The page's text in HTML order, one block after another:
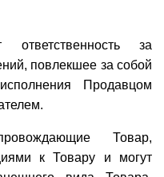
за
повлекшее за собой
Продавцом
Товар,
к Товару и могут